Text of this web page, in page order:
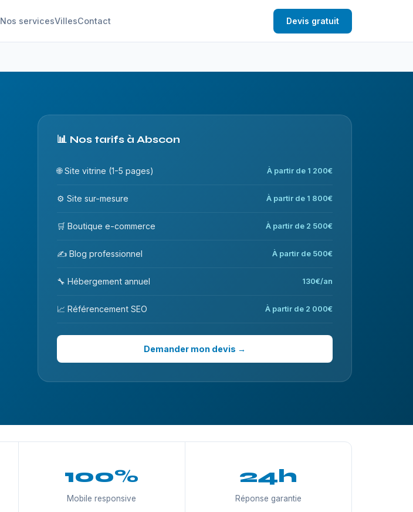
Nos servicesVillesContact Devis gratuit
📊 Nos tarifs à Abscon
🌐 Site vitrine (1-5 pages) À partir de 1 200€
⚙️ Site sur-mesure À partir de 1 800€
🛒 Boutique e-commerce À partir de 2 500€
✍️ Blog professionnel À partir de 500€
🔧 Hébergement annuel 130€/an
📈 Référencement SEO À partir de 2 000€
Demander mon devis →
100%
Mobile responsive
24h
Réponse garantie